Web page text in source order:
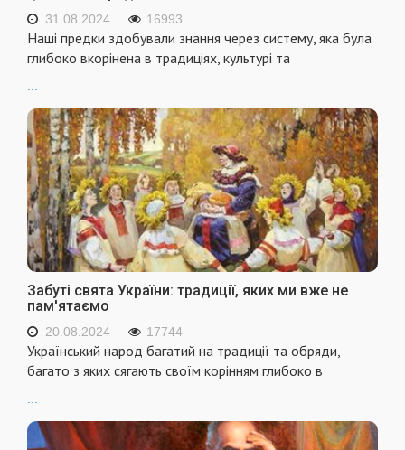
31.08.2024 16993
Наші предки здобували знання через систему, яка була
глибоко вкорінена в традиціях, культурі та
...
Забуті свята України: традиції, яких ми вже не
пам'ятаємо
20.08.2024 17744
Український народ багатий на традиції та обряди,
багато з яких сягають своїм корінням глибоко в